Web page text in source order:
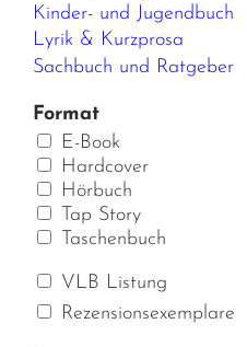
Kinder- und Jugendbuch
Lyrik & Kurzprosa
Sachbuch und Ratgeber
Format
E-Book
Hardcover
Hörbuch
Tap Story
Taschenbuch
VLB Listung
Rezensionsexemplare